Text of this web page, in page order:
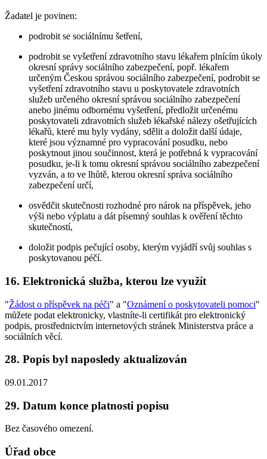
Žadatel je povinen:
podrobit se sociálnímu šetření,
podrobit se vyšetření zdravotního stavu lékařem plnícím úkoly
okresní správy sociálního zabezpečení, popř. lékařem
určeným Českou správou sociálního zabezpečení, podrobit se
vyšetření zdravotního stavu u poskytovatele zdravotních
služeb určeného okresní správou sociálního zabezpečení
anebo jinému odbornému vyšetření, předložit určenému
poskytovateli zdravotních služeb lékařské nálezy ošetřujících
lékařů, které mu byly vydány, sdělit a doložit další údaje,
které jsou významné pro vypracování posudku, nebo
poskytnout jinou součinnost, která je potřebná k vypracování
posudku, je-li k tomu okresní správou sociálního zabezpečení
vyzván, a to ve lhůtě, kterou okresní správa sociálního
zabezpečení určí,
osvědčit skutečnosti rozhodné pro nárok na příspěvek, jeho
výši nebo výplatu a dát písemný souhlas k ověření těchto
skutečností,
doložit podpis pečující osoby, kterým vyjádří svůj souhlas s
poskytovanou péčí.
16. Elektronická služba, kterou lze využít
"Žádost o příspěvek na péči" a "Oznámení o poskytovateli pomoci"
můžete podat elektronicky, vlastníte-li certifikát pro elektronický
podpis, prostřednictvím internetových stránek Ministerstva práce a
sociálních věcí.
28. Popis byl naposledy aktualizován
09.01.2017
29. Datum konce platnosti popisu
Bez časového omezení.
Úřad obce